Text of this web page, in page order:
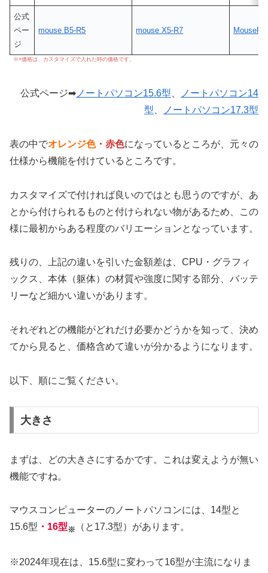
公式
ペー
ジ
mouse B5-R5 mouse X5-R7
※+価格は、カスタマイズで入れた時の価格です。
公式ページ➡ ノートパソコン15.6型
ノートパソコン14
型
ノートパソコン17.3型
表の中でオレンジ色・赤色になっているところが、元々の
仕様から機能を付けているところです。
カスタマイズで付ければ良いのではとも思うのですが、あ
とから付けられるものと付けられない物があるため、この
様に最初からある程度のバリエーションとなっています。
残りの、上記の違いを引いた金額差は、CPU・グラフィ
ックス、本体（躯体）の材質や強度に関する部分、バッテ
リーなど細かい違いがあります。
それぞれどの機能がどれだけ必要かどうかを知って、決め
てから見ると、価格含めて違いが分かるようになります。
以下、順にご覧ください。
大きさ
まずは、どの大きさにするかです。これは変えようが無い
機能ですね。
マウスコンピューターのノートパソコンには、14型と
15.6型 ・16型 ※ （と17.3型）があります。
※2024年現在は、15.6型に変わって16型が主流になりま